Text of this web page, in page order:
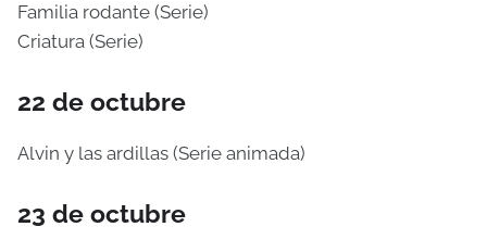
Familia rodante (Serie)
Criatura (Serie)
22 de octubre
Alvin y las ardillas (Serie animada)
23 de octubre